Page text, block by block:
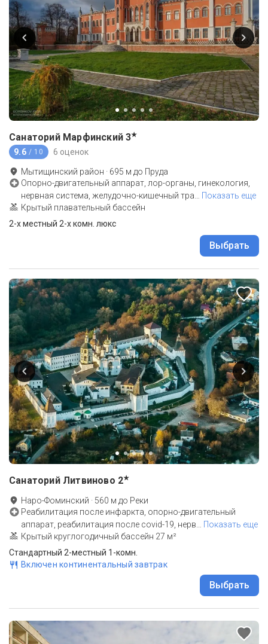
Санаторий Марфинский 3★
9.6 / 10 6 оценок
Мытищинский район · 695 м до Пруда
Опорно-двигательный аппарат, лор-органы, гинекология,
нервная система, желудочно-кишечный тра
Показать еще
Крытый плавательный бассейн
2-x местный 2-х комн. люкс
Выбрать
Санаторий Литвиново 2★
Наро-Фоминский · 560 м до Реки
Реабилитация после инфаркта, опорно-двигательный
аппарат, реабилитация после covid-19, нерв… Показать еще
Крытый круглогодичный бассейн 27 м²
Стандартный 2-местный 1-комн.
Включен континентальный завтрак
Выбрать